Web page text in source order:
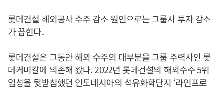
롯데건설 해외공사 수주 감소 원인으로는 그룹사 투자 감소
가 꼽힌다.
롯데건설은 그동안 해외 수주의 대부분을 그룹 주력사인 롯
데케미칼에 의존해 왔다. 2022년 롯데건설의 해외수주 5위
입성을 뒷받침했던 인도네시아의 석유화학단지 ‘라인프로